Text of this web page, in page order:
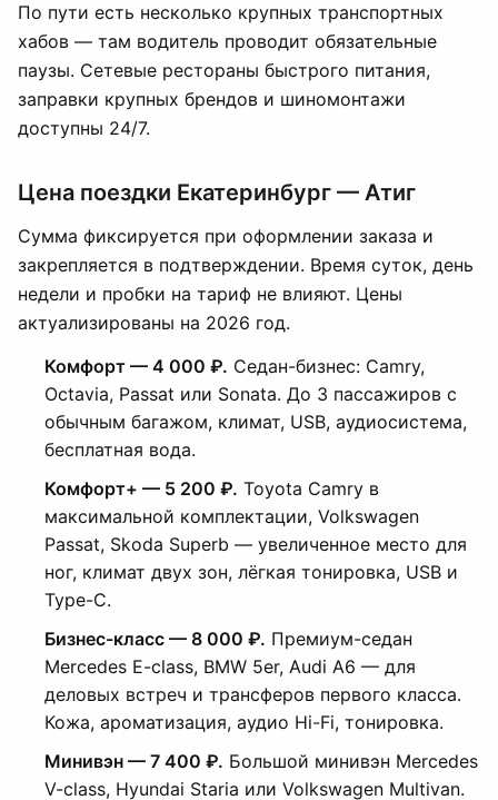
По пути есть несколько крупных транспортных
хабов — там водитель проводит обязательные
паузы. Сетевые рестораны быстрого питания,
заправки крупных брендов и шиномонтажи
доступны 24/7.
Цена поездки Екатеринбург — Атиг
Сумма фиксируется при оформлении заказа и
закрепляется в подтверждении. Время суток, день
недели и пробки на тариф не влияют. Цены
актуализированы на 2026 год.
Комфорт — 4 000 ₽. Седан-бизнес: Camry,
Octavia, Passat или Sonata. До 3 пассажиров с
обычным багажом, климат, USB, аудиосистема,
бесплатная вода.
Комфорт+ — 5 200 ₽. Toyota Camry в
максимальной комплектации, Volkswagen
Passat, Skoda Superb — увеличенное место для
ног, климат двух зон, лёгкая тонировка, USB и
Type-C.
Бизнес-класс — 8 000 ₽. Премиум-седан
Mercedes E-class, BMW 5er, Audi A6 — для
деловых встреч и трансферов первого класса.
Кожа, ароматизация, аудио Hi-Fi, тонировка.
Минивэн — 7 400 ₽. Большой минивэн Mercedes
V-class, Hyundai Staria или Volkswagen Multivan.